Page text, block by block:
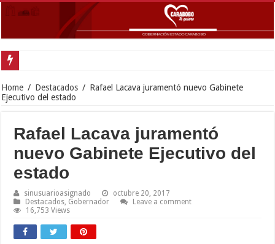
Home / Destacados / Rafael Lacava juramentó nuevo Gabinete
Ejecutivo del estado
Rafael Lacava juramentó
nuevo Gabinete Ejecutivo del
estado
sinusuarioasignado
octubre 20, 2017
Destacados Gobernador
Leave a comment
16,753 Views